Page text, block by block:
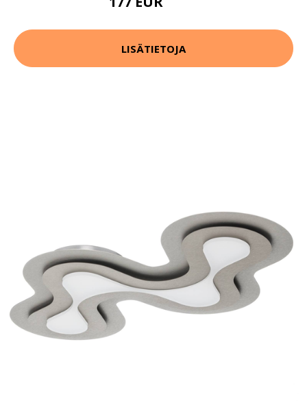
LISÄTIETOJA